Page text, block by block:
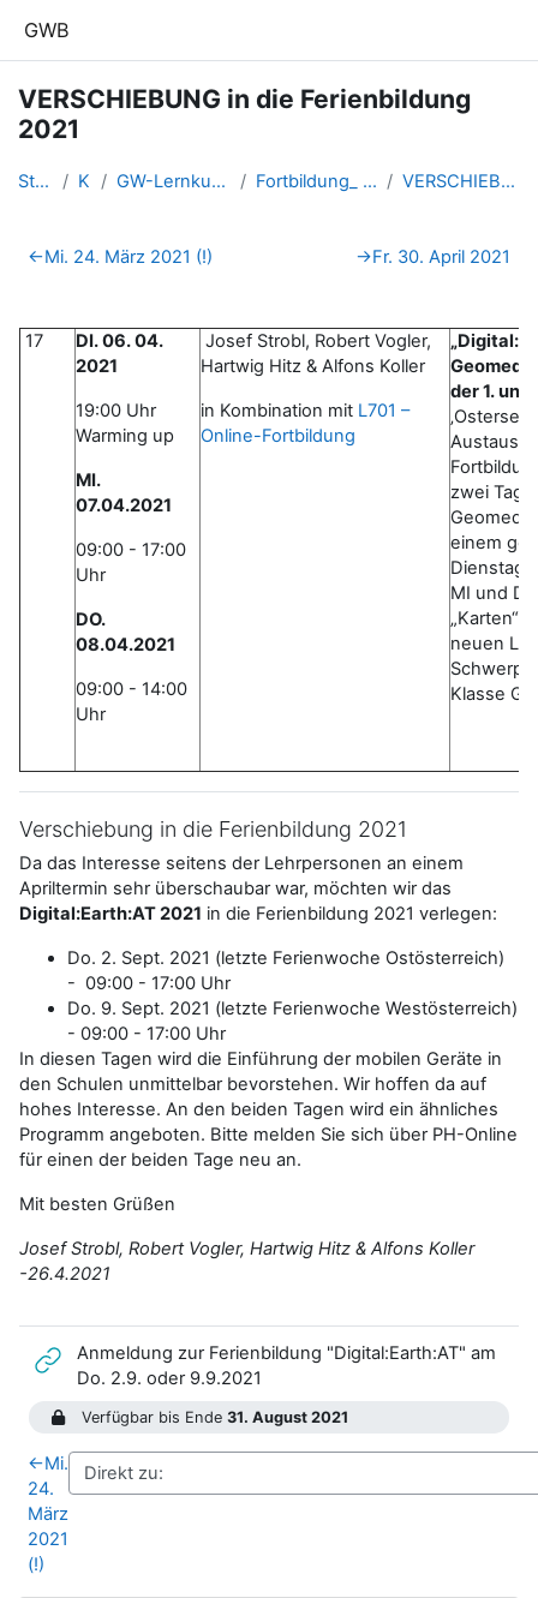
GWB
VERSCHIEBUNG in die Ferienbildung
2021
Startseite Kurse GW-Lernkurse aus der Fortbildu... Fortbildung_ WebinarGW_20202021 VERSCHIEBUNG in die Ferienbild...
Abschnittsübersicht
←Mi. 24. März 2021 (!) →Fr. 30. April 2021
17
DI. 06. 04.
2021
19:00 Uhr
Warming up
MI.
07.04.2021
09:00 - 17:00
Uhr
DO.
08.04.2021
09:00 - 14:00
Uhr
Josef Strobl, Robert Vogler,
Hartwig Hitz & Alfons Koller
in Kombination mit L701 –
Online-Fortbildung
der 1. und
zwei
einem
Dienstag
MI und
„Karten“
neuen
Klasse
Verschiebung in die Ferienbildung 2021
Da das Interesse seitens der Lehrpersonen an einem
Apriltermin sehr überschaubar war, möchten wir das
Digital:Earth:AT 2021 in die Ferienbildung 2021 verlegen:
Do. 2. Sept. 2021 (letzte Ferienwoche Ostösterreich)
- 09:00 - 17:00 Uhr
Do. 9. Sept. 2021 (letzte Ferienwoche Westösterreich)
- 09:00 - 17:00 Uhr
In diesen Tagen wird die Einführung der mobilen Geräte in
den Schulen unmittelbar bevorstehen. Wir hoffen da auf
hohes Interesse. An den beiden Tagen wird ein ähnliches
Programm angeboten. Bitte melden Sie sich über PH-Online
für einen der beiden Tage neu an.
Mit besten Grüßen
Josef Strobl, Robert Vogler, Hartwig Hitz & Alfons Koller
-26.4.2021
Anmeldung zur Ferienbildung "Digital:Earth:AT" am
Do. 2.9. oder 9.9.2021
Verfügbar bis Ende31. August 2021
←Mi.
24.
März
2021
(!)